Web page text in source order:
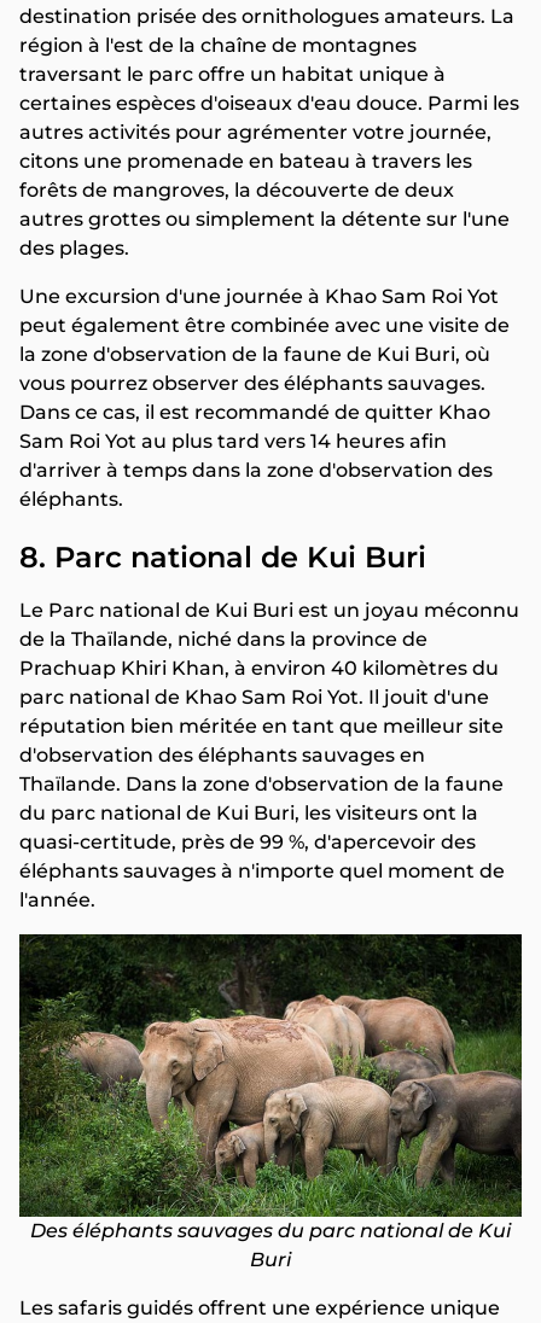
destination prisée des ornithologues amateurs. La
région à l'est de la chaîne de montagnes
traversant le parc offre un habitat unique à
certaines espèces d'oiseaux d'eau douce. Parmi les
autres activités pour agrémenter votre journée,
citons une promenade en bateau à travers les
forêts de mangroves, la découverte de deux
autres grottes ou simplement la détente sur l'une
des plages.
Une excursion d'une journée à Khao Sam Roi Yot
peut également être combinée avec une visite de
la zone d'observation de la faune de Kui Buri, où
vous pourrez observer des éléphants sauvages.
Dans ce cas, il est recommandé de quitter Khao
Sam Roi Yot au plus tard vers 14 heures afin
d'arriver à temps dans la zone d'observation des
éléphants.
8. Parc national de Kui Buri
Le Parc national de Kui Buri est un joyau méconnu
de la Thaïlande, niché dans la province de
Prachuap Khiri Khan, à environ 40 kilomètres du
parc national de Khao Sam Roi Yot. Il jouit d'une
réputation bien méritée en tant que meilleur site
d'observation des éléphants sauvages en
Thaïlande. Dans la zone d'observation de la faune
du parc national de Kui Buri, les visiteurs ont la
quasi-certitude, près de 99 %, d'apercevoir des
éléphants sauvages à n'importe quel moment de
l'année.
Des éléphants sauvages du parc national de Kui
Buri
Les safaris guidés offrent une expérience unique